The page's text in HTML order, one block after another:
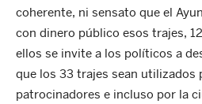
coherente, ni sensato que el
con dinero público esos trajes,
ellos se invite a los políticos a
que los 33 trajes sean utilizados
patrocinadores e incluso por la